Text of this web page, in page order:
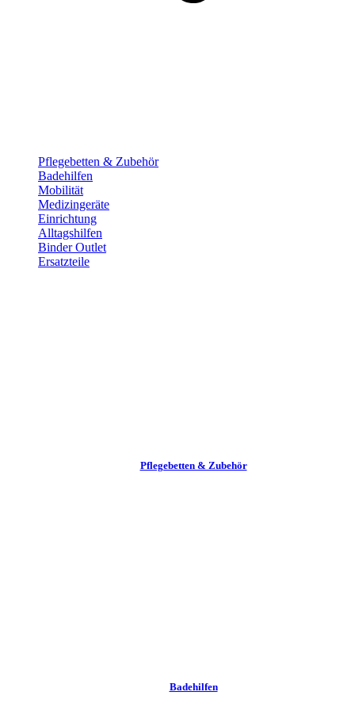
Pflege­betten & Zubehör
Badehilfen
Mobilität
Medizingeräte
Einrichtung
Alltags­hilfen
Binder Outlet
Ersatzteile
Pflege­betten & Zubehör
Badehilfen